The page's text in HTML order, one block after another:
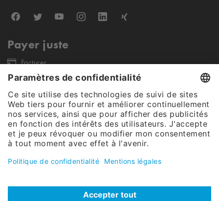
Payer juste
Facturer
Nos partenaires d'expédition
Notre offre s'adresse exclusivement aux clients finaux commerciaux et
petites entreprises). Tous les prix sont nets, hors taxes.